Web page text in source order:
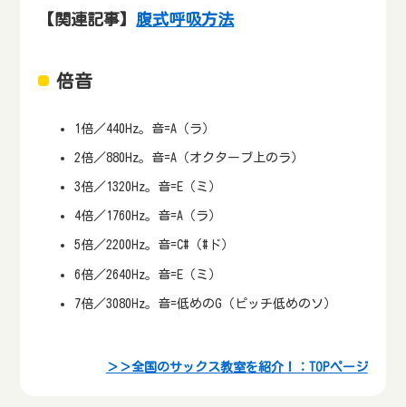
【関連記事】 腹式呼吸方法
倍音
1倍／440Hz。音=A（ラ）
2倍／880Hz。音=A（オクターブ上のラ）
3倍／1320Hz。音=E（ミ）
4倍／1760Hz。音=A（ラ）
5倍／2200Hz。音=C#（#ド）
6倍／2640Hz。音=E（ミ）
7倍／3080Hz。音=低めのG（ピッチ低めのソ）
＞＞全国のサックス教室を紹介！：TOPページ